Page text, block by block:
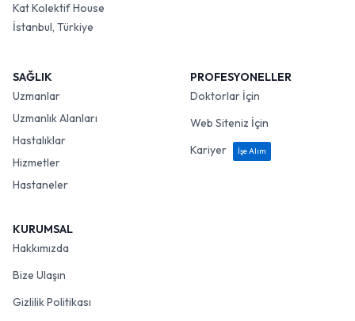
Kat Kolektif House
İstanbul, Türkiye
SAĞLIK
Uzmanlar
Uzmanlık Alanları
Hastalıklar
Hizmetler
Hastaneler
PROFESYONELLER
Doktorlar İçin
Web Siteniz İçin
Kariyer
İşe Alım
KURUMSAL
Hakkımızda
Bize Ulaşın
Gizlilik Politikası